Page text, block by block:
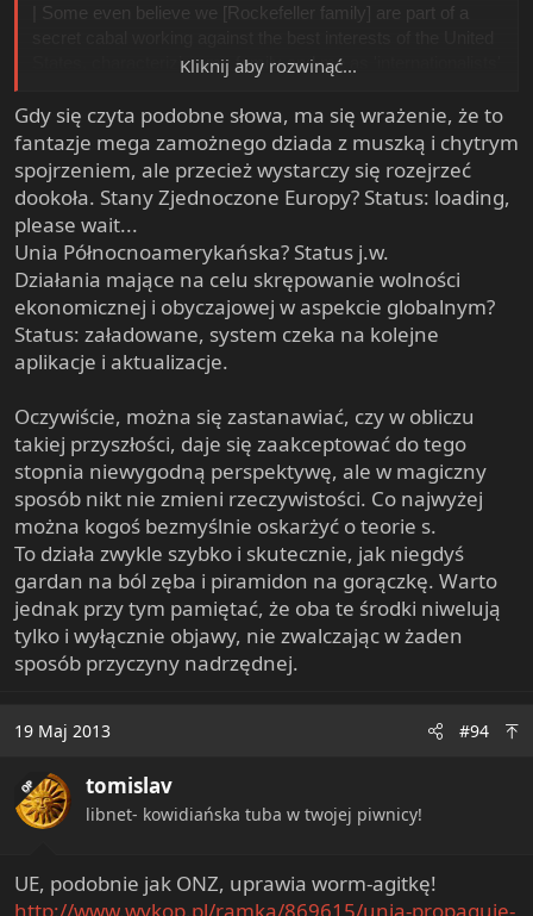
| Some even believe we [Rockefeller family] are part of a
States, characterizing my family and me as 'internationalists'
more integrated global political and economic structure - One
World, if you will.If that's the charge, I stand guilty, and I am
proud of it |
Kliknij aby rozwinąć...
Gdy się czyta podobne słowa, ma się wrażenie, że to
fantazje mega zamożnego dziada z muszką i chytrym
spojrzeniem, ale przecież wystarczy się rozejrzeć
dookoła. Stany Zjednoczone Europy? Status: loading,
please wait...
Unia Północnoamerykańska? Status j.w.
Działania mające na celu skrępowanie wolności
ekonomicznej i obyczajowej w aspekcie globalnym?
Status: załadowane, system czeka na kolejne
aplikacje i aktualizacje.
Oczywiście, można się zastanawiać, czy w obliczu
takiej przyszłości, daje się zaakceptować do tego
stopnia niewygodną perspektywę, ale w magiczny
sposób nikt nie zmieni rzeczywistości. Co najwyżej
można kogoś bezmyślnie oskarżyć o teorie s.
To działa zwykle szybko i skutecznie, jak niegdyś
gardan na ból zęba i piramidon na gorączkę. Warto
jednak przy tym pamiętać, że oba te środki niwelują
tylko i wyłącznie objawy, nie zwalczając w żaden
sposób przyczyny nadrzędnej.
19 Maj 2013 #94
OP tomislav
libnet- kowidiańska tuba w twojej piwnicy!
UE, podobnie jak ONZ, uprawia worm-agitkę!
http://www.wykop.pl/ramka/869615/unia-propaguje-